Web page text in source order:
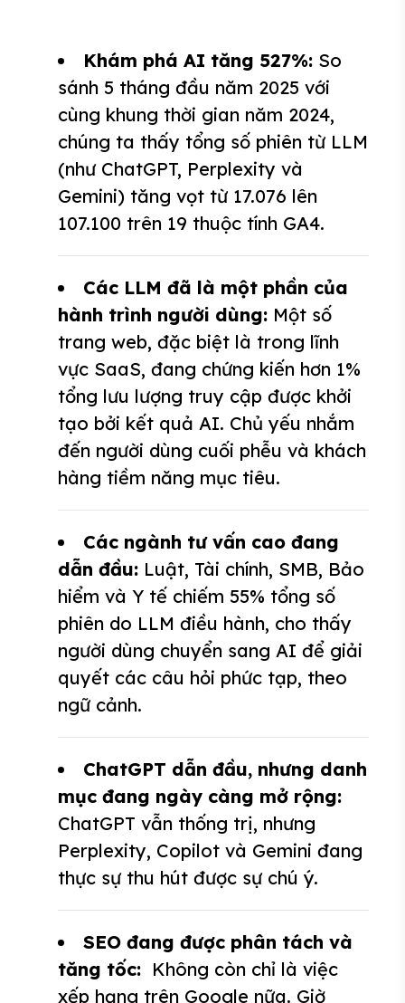
Khám phá AI tăng 527%: So
sánh 5 tháng đầu năm 2025 với
cùng khung thời gian năm 2024,
chúng ta thấy tổng số phiên từ LLM
(như ChatGPT, Perplexity và
Gemini) tăng vọt từ 17.076 lên
107.100 trên 19 thuộc tính GA4.
Các LLM đã là một phần của
hành trình người dùng: Một số
trang web, đặc biệt là trong lĩnh
vực SaaS, đang chứng kiến hơn 1%
tổng lưu lượng truy cập được khởi
tạo bởi kết quả AI. Chủ yếu nhắm
đến người dùng cuối phễu và khách
hàng tiềm năng mục tiêu.
Các ngành tư vấn cao đang
dẫn đầu: Luật, Tài chính, SMB, Bảo
hiểm và Y tế chiếm 55% tổng số
phiên do LLM điều hành, cho thấy
người dùng chuyển sang AI để giải
quyết các câu hỏi phức tạp, theo
ngữ cảnh.
ChatGPT dẫn đầu, nhưng danh
mục đang ngày càng mở rộng:
ChatGPT vẫn thống trị, nhưng
Perplexity, Copilot và Gemini đang
thực sự thu hút được sự chú ý.
SEO đang được phân tách và
tăng tốc: Không còn chỉ là việc
xếp hạng trên Google nữa. Giờ